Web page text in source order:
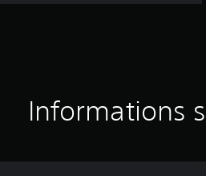
Informations